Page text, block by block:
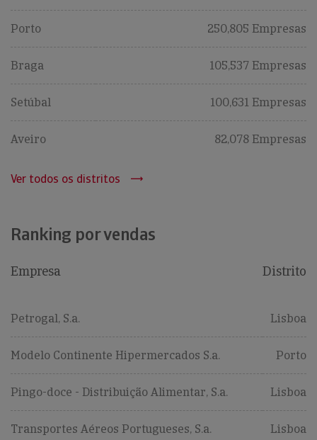
Porto 250,805 Empresas
Braga 105,537 Empresas
Setúbal 100,631 Empresas
Aveiro 82,078 Empresas
Ver todos os distritos
Ranking por vendas
Empresa Distrito
Petrogal, S.a. Lisboa
Modelo Continente Hipermercados S.a. Porto
Pingo-doce - Distribuição Alimentar, S.a. Lisboa
Transportes Aéreos Portugueses, S.a. Lisboa